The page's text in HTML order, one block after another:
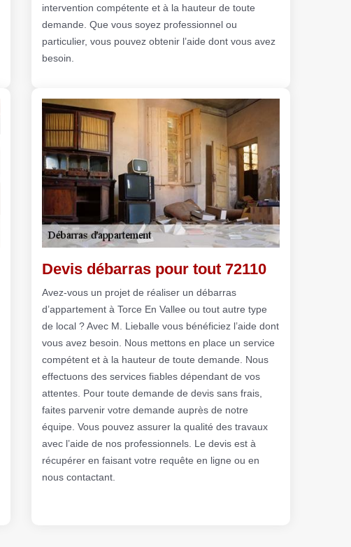
intervention compétente et à la hauteur de toute
demande. Que vous soyez professionnel ou
particulier, vous pouvez obtenir l’aide dont vous avez
besoin.
Devis débarras pour tout 72110
Avez-vous un projet de réaliser un débarras
d’appartement à Torce En Vallee ou tout autre type
de local ? Avec M. Lieballe vous bénéficiez l’aide dont
vous avez besoin. Nous mettons en place un service
compétent et à la hauteur de toute demande. Nous
effectuons des services fiables dépendant de vos
attentes. Pour toute demande de devis sans frais,
faites parvenir votre demande auprès de notre
équipe. Vous pouvez assurer la qualité des travaux
avec l’aide de nos professionnels. Le devis est à
récupérer en faisant votre requête en ligne ou en
nous contactant.